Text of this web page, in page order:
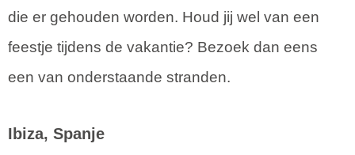
die er gehouden worden. Houd jij wel van een
feestje tijdens de vakantie? Bezoek dan eens
een van onderstaande stranden.
Ibiza, Spanje